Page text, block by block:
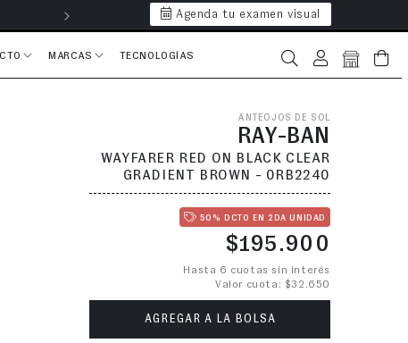
Hasta 6 cuotas
Agenda tu examen visual
MARCAS TECNOLOGÍAS Iniciar sesión Bolsa
ANTEOJOS DE SOL
RAY-BAN
WAYFARER RED ON BLACK CLEAR
GRADIENT BROWN - 0RB2240
50% DCTO EN 2DA UNIDAD
Precio habitual
$195.900
Hasta 6 cuotas sin interés
Valor cuota: $32.650
AGREGAR A LA BOLSA